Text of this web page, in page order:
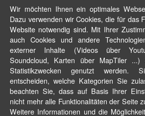
Wir möchten Ihnen ein optimales
Dazu verwenden wir Cookies, die für das
Website notwendig sind. Mit Ihrer
auch Cookies und andere
externer Inhalte (Videos über
Soundcloud, Karten über MapTiler ...)
Statistikzwecken genutzt werden.
entscheiden, welche Kategorien Sie
beachten Sie, dass auf Basis Ihrer
nicht mehr alle Funktionalitäten der Seite
Weitere Informationen und die